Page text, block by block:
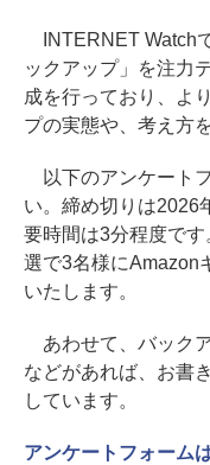
INTERNET Watch
ックアップ」を注力
成を行っており、よ
プの実態や、考え方
以下のアンケート
い。締め切りは2026
要時間は3分程度で
選で3名様にAmazon
いたします。
あわせて、バック
などがあれば、お書
しています。
アンケートフォーム